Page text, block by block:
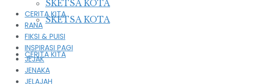
SKETSA KOTA
CERITA KITA
SKETSA KOTA
CERITA KITA
RANA
FIKSI & PUISI
INSPIRASI PAGI
JEJAK
JENAKA
JELAJAH